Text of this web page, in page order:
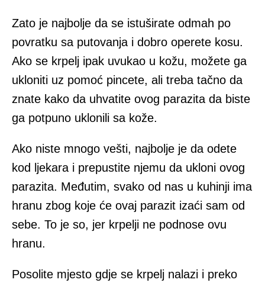
Zato je najbolje da se istuširate odmah po
povratku sa putovanja i dobro operete kosu.
Ako se krpelj ipak uvukao u kožu, možete ga
ukloniti uz pomoć pincete, ali treba tačno da
znate kako da uhvatite ovog parazita da biste
ga potpuno uklonili sa kože.
Ako niste mnogo vešti, najbolje je da odete
kod ljekara i prepustite njemu da ukloni ovog
parazita. Međutim, svako od nas u kuhinji ima
hranu zbog koje će ovaj parazit izaći sam od
sebe. To je so, jer krpelji ne podnose ovu
hranu.
Posolite mjesto gdje se krpelj nalazi i preko